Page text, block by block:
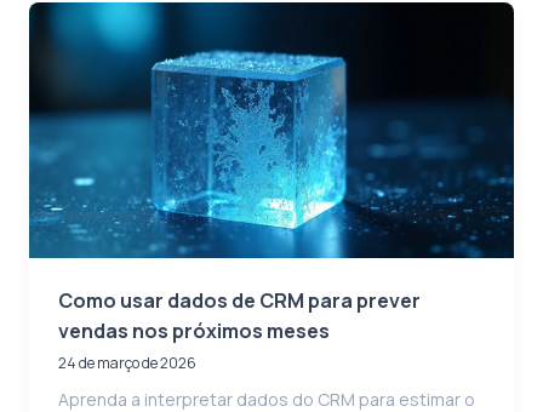
Como usar dados de CRM para prever
vendas nos próximos meses
24 de março de 2026
Aprenda a interpretar dados do CRM para estimar o